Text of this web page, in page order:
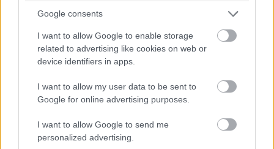
Google consents
I want to allow Google to enable storage
related to advertising like cookies on web or
device identifiers in apps.
I want to allow my user data to be sent to
Google for online advertising purposes.
I want to allow Google to send me
personalized advertising.
νέων προϊόντων στην αγορά, τη βελτίωση των
λειτουργιών μας μέσω καινοτομίας και τεχνολογίας,
καθώς και τη στήριξη των εργαζομένων μας, που
διασφαλίζουν την ασφάλεια και την ικανοποίηση
των πελατών μας. Αυτά αποτελούν βασικό μέρος
της εταιρικής μας ταυτότητας.
Η ισχυρή κερδοφορία του Ομίλου μάς επιτρέπει να